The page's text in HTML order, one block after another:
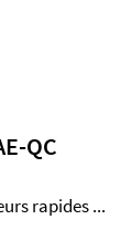
QC
rapides ...